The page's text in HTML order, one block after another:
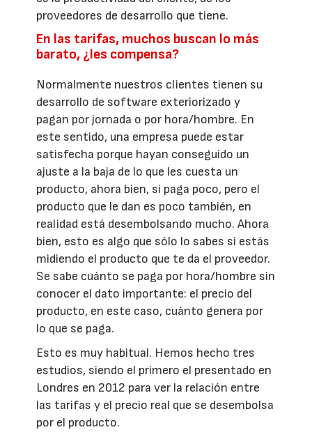
proveedores de desarrollo que tiene.
En las tarifas, muchos buscan lo más
barato, ¿les compensa?
Normalmente nuestros clientes tienen su
desarrollo de software exteriorizado y
pagan por jornada o por hora/hombre. En
este sentido, una empresa puede estar
satisfecha porque hayan conseguido un
ajuste a la baja de lo que les cuesta un
producto, ahora bien, si paga poco, pero el
producto que le dan es poco también, en
realidad está desembolsando mucho. Ahora
bien, esto es algo que sólo lo sabes si estás
midiendo el producto que te da el proveedor.
Se sabe cuánto se paga por hora/hombre sin
conocer el dato importante: el precio del
producto, en este caso, cuánto genera por
lo que se paga.
Esto es muy habitual. Hemos hecho tres
estudios, siendo el primero el presentado en
Londres en 2012 para ver la relación entre
las tarifas y el precio real que se desembolsa
por el producto.